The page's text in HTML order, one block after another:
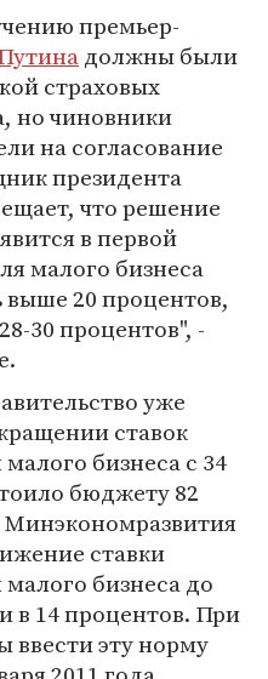
премьер-
должны были
страховых
но чиновники
на согласование
президента
что решение
в первой
малого бизнеса
выше 20 процентов,
30 процентов", -
уже
ставок
бизнеса с 34
бюджету 82
ставки
бизнеса до
в 14 процентов. При
ввести эту норму